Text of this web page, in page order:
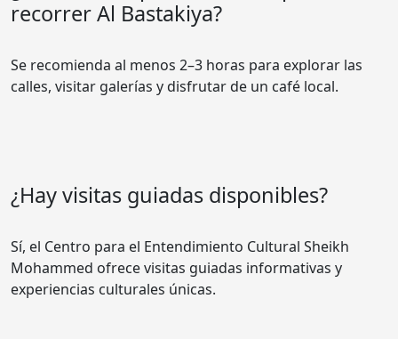
recorrer Al Bastakiya?
Se recomienda al menos 2–3 horas para explorar las
calles, visitar galerías y disfrutar de un café local.
¿Hay visitas guiadas disponibles?
Sí, el Centro para el Entendimiento Cultural Sheikh
Mohammed ofrece visitas guiadas informativas y
experiencias culturales únicas.